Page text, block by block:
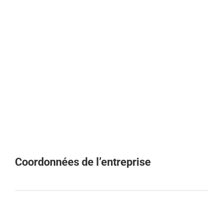
Coordonnées de l’entreprise